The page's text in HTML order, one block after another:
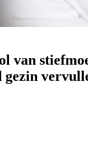
van
gezin